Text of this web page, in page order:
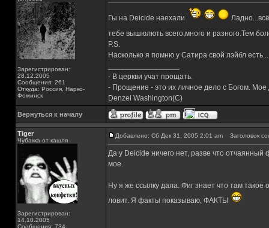
Зарегистрирован:
28.12.2005
Сообщения: 261
Откуда: Россия, Нарко-
Фоминск
Гы на Deicide наехали
тебе вышюлють всего,много и разного.Тем
P.S.
Насколько я помню у Сатира свой лэйбл есть...
- В церкви учат прощать.
- Прощение - это их личное дело с Богом. Мое
Denzel Washington(C)
Вернуться к началу
Tiger
Чубакка от кашля
Зарегистрирован:
14.10.2005
Сообщения: 734
Добавлено: Сб Дек 31, 2005 2:01 am Заголовок
Да у Deicide ничего нет, разве что
мое.
Ну я же ссылку дала. Фиг знает что там
ловит. Я факты показываю, ФАКТЫ